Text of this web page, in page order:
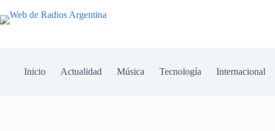
Inicio Actualidad Música Tecnología Internacional